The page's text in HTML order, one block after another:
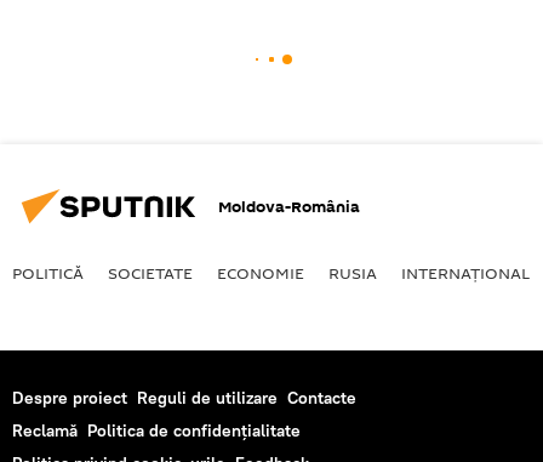
Moldova-România
POLITICĂ SOCIETATE ECONOMIE RUSIA INTERNAŢIONAL
Despre proiect Reguli de utilizare Contacte
Reclamă Politica de confidențialitate